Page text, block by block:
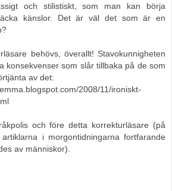
och stilistiskt, som man kan börja
känslor. Det är väl det som är en
behövs, överallt! Stavokunnigheten
konsekvenser som slår tillbaka på de som
av det:
2008/11/ironiskt-
och före detta korrekturläsare (på
i morgontidningarna fortfarande
av människor).